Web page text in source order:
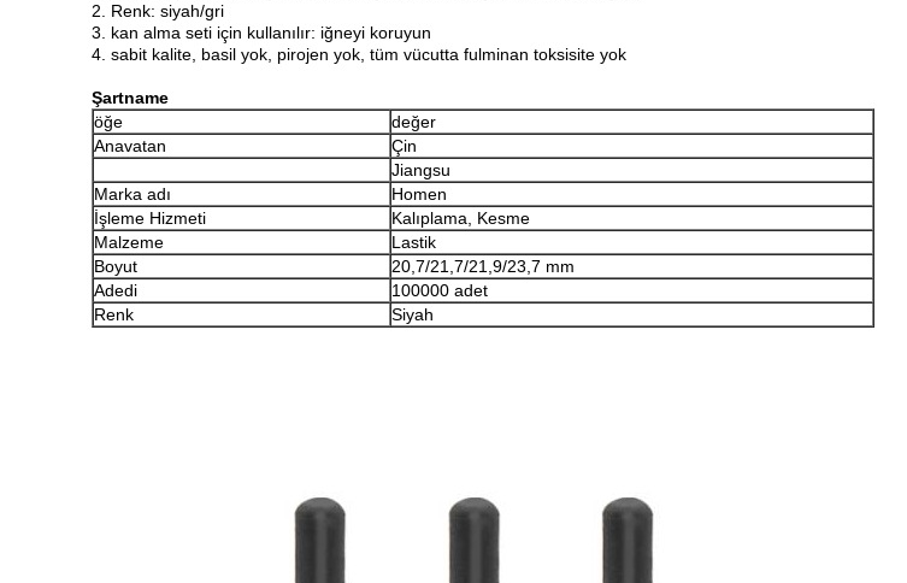
2. Renk: siyah/gri
3. kan alma seti için kullanılır: iğneyi koruyun
4. sabit kalite, basil yok, pirojen yok, tüm vücutta fulminan toksisite yok
Şartname
öğe
değer
Anavatan
Çin
Jiangsu
Marka adı
Homen
İşleme Hizmeti
Kalıplama, Kesme
Malzeme
Lastik
Boyut
20,7/21,7/21,9/23,7 mm
Adedi
100000 adet
Renk
Siyah